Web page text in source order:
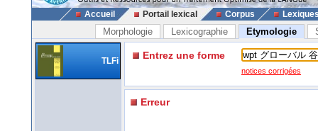
Accueil Portail lexical Corpus
Morphologie Lexicographie Etymologie
TLFi Entrez une forme
notices corrigées
Erreur